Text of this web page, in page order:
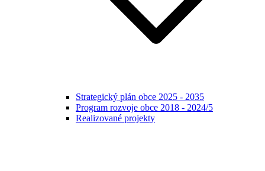
Strategický plán obce 2025 - 2035
Program rozvoje obce 2018 - 2024/5
Realizované projekty